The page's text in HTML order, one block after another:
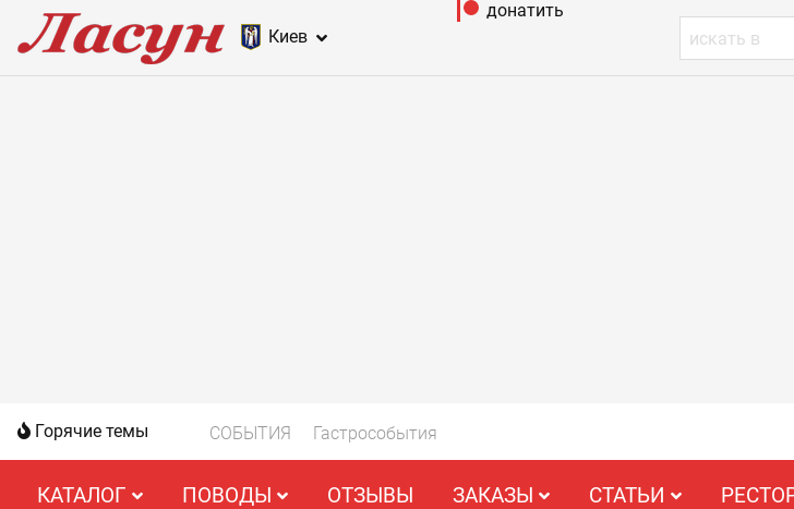
Киев
донатить
Горячие темы СОБЫТИЯ Гастрособытия
КАТАЛОГ ПОВОДЫ ОТЗЫВЫ ЗАКАЗЫ СТАТЬИ